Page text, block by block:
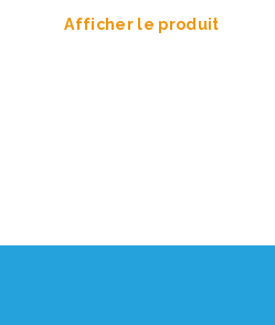
Afficher le produit